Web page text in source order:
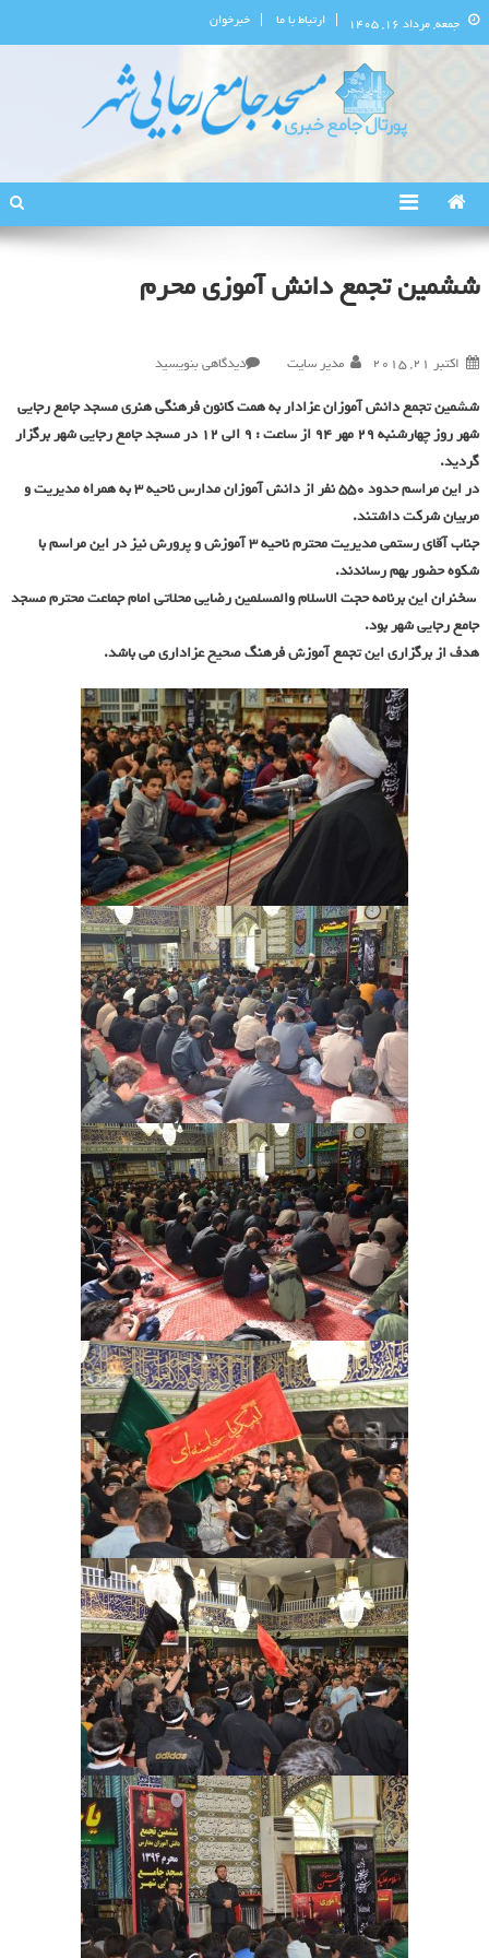
جمعه, مرداد ۱۶, ۱۴۰۵ ارتباط با ما خبرخوان
پورتال اطلاع‌رسانی مسجد جامع
ششمین تجمع دانش آموزی محرم
اکتبر 21, 2015 مدیر سایت دیدگاهی بنویسیددر
تجمع
دانش
محرم
ششمین تجمع دانش آموزان عزادار به همت کانون فرهنگی هنری مسجد جامع رجایی
شهر روز چهارشنبه 29 مهر 94 از ساعت : 9 الی 12 در مسجد جامع رجایی شهر برگزار
گردید.
در این مراسم حدود 550 نفر از دانش آموزان مدارس ناحیه 3 به همراه مدیریت و
مربیان شرکت داشتند.
جناب آقای رستمی مدیریت محترم ناحیه 3 آموزش و پرورش نیز در این مراسم با
شکوه حضور بهم رساندند.
سخنران این برنامه حجت الاسلام والمسلمین رضایی محلاتی امام جماعت محترم مسجد
جامع رجایی شهر بود.
هدف از برگزاری این تجمع آموزش فرهنگ صحیح عزاداری می باشد.